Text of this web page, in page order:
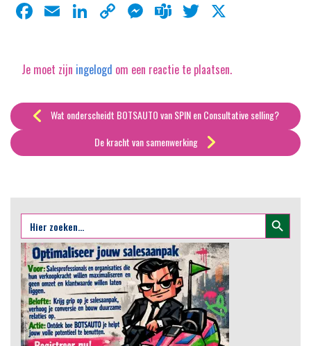
Facebook
EmailLinkedIn
CopyMessenger
TeamsTwitter
Je moet zijn ingelogd om een reactie te plaatsen.
Wat onderscheidt BOTSAUTO van SPIN en Consultative selling?
De kracht van samenwerking
Zoek
naar:
Zoekknop